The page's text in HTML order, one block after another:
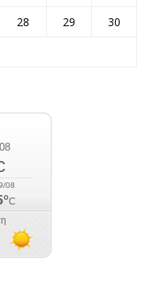
28 29
30